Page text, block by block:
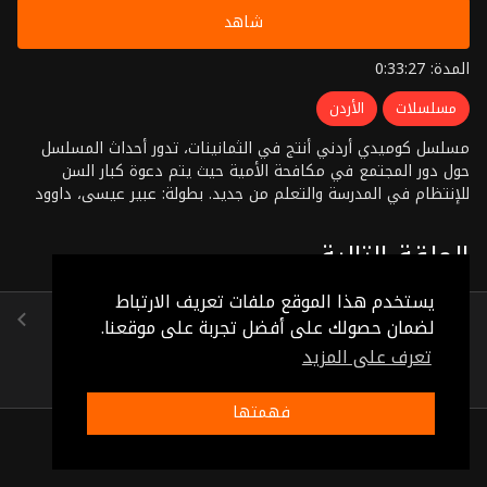
يستخدم هذا الموقع ملفات تعريف الارتباط
لضمان حصولك على أفضل تجربة على موقعنا.
تعرف على المزيد
فهمتها
شاهد
المدة: 0:33:27
مسلسلات الأردن
مسلسل كوميدي أردني أنتج في الثمانينات، تدور أحداث المسلسل
حول دور المجتمع في مكافحة الأمية حيث يتم دعوة كبار السن
للإنتظام في المدرسة والتعلم من جديد. بطولة: عبير عيسى، داوود
الحلقة التالية
الحلقة 12
(0:35:44)